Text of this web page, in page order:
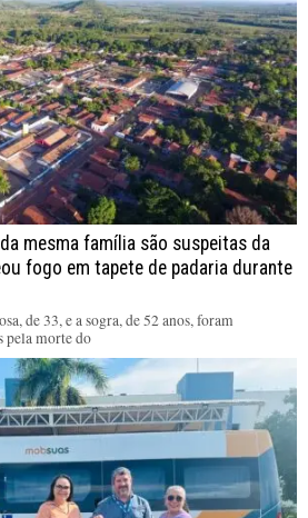
mesma família são suspeitas da
fogo em tapete de padaria durante
de 33, e a sogra, de 52 anos, foram
pela morte do